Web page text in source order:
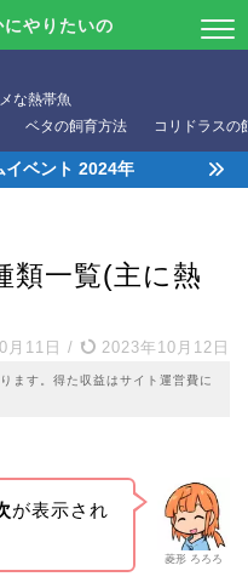
やりたいの
な熱帯魚
ベタの飼育方法 コリドラスの
イベント 2024年
類一覧(主に熱
月11日 / 2023年10月12日
ます。得た収益はサイト運営費に
菱形 ろろろ
が表示され